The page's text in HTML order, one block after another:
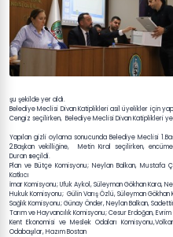
şu şekilde yer aldı.
Belediye Meclisi Divan Katiplikleri asil üyelikler için
Cengiz seçilirken, Belediye Meclisi Divan Katiplikleri
Yapılan gizli oylama sonucunda Belediye Meclisi
2.Başkan vekilliğine, Metin Kıral seçilirken,
Duran seçildi.
Plan ve Bütçe Komisyonu; Neylan Balkan, Mustafa
Katkıcı
İmar Komisyonu; Ufuk Aykol, Süleyman Gökhan Kara,
Hukuk Komisyonu; Gülin Varış Özlü, Süleyman
Sağlık Komisyonu; Günay Önder, Neylan Balkan,
Tarım ve Hayvancılık Komisyonu; Cesur Erdoğan,
Kent Ekonomisi ve Meslek Odaları
Odabaşılar, Hazım Bostan